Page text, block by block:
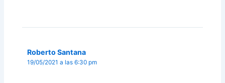
Roberto Santana
19/05/2021 a las 6:30 pm